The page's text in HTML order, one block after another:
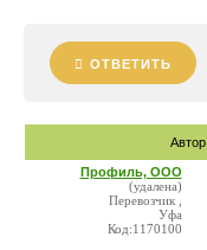
ОТВЕТИТЬ
Автор
Профиль, ООО
(удалена)
Перевозчик ,
Уфа
Код:1170100